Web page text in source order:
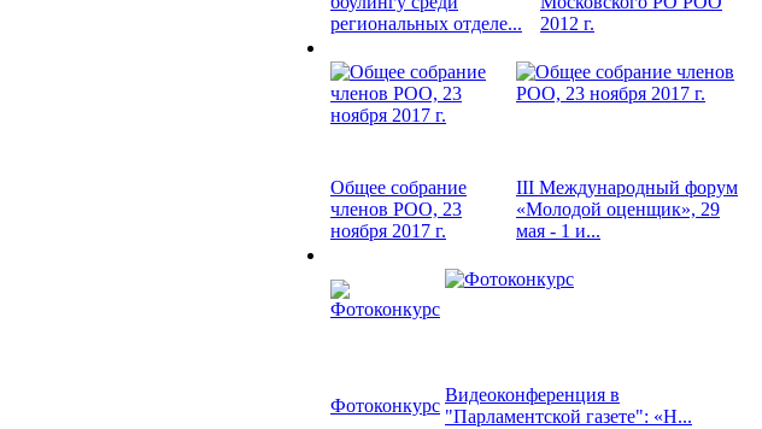
региональных отделе...
2012 г.
Общее собрание
членов РОО, 23
ноября 2017 г.
III Международный форум
«Молодой оценщик», 29
мая - 1 и...
Фотоконкурс
Видеоконференция в
"Парламентской газете": «Н...